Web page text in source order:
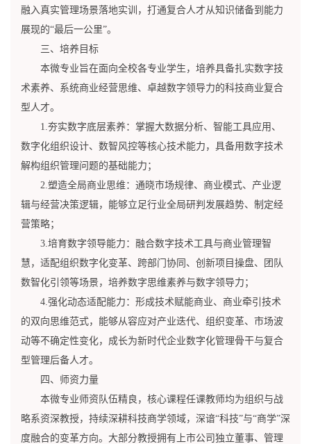
融入真实管理场景落地实训，打通复合人才从知识储备到能力
展现的“最后一公里”。
三、培养目标
本微专业旨在面向全校各专业学生，培养具备扎实数字技
术素养、系统商业经营思维、卓越数字领导力的科技商业复合
型人才。
1.夯实数字底层素养：掌握大数据分析、智能工具应用、
数字化组织设计、数智风控等核心技术能力，具备用数字技术
解构组织管理问题的基础能力；
2.塑造全局商业思维：通晓市场规律、商业模式、产业逻
辑与经营决策逻辑，能够立足行业全局研判发展趋势、制定经
营策略；
3.培育数字领导能力：融合数字技术工具与商业管理智
慧，适配组织数字化变革、跨部门协同、创新项目操盘、团队
数智化引领等场景，培养数字思维素养与数字领导力；
4.强化动态适配能力：形成技术赋能商业、商业牵引技术
的双向思维范式，能够从容应对产业迭代、组织变革、市场波
动等不确定性变化，成长为新时代企业数字化管理骨干与复合
型管理后备人才。
四、师资力量
本微专业师资队伍精良，核心课程任课教师均为组织与战
略系资深教授，持续深耕科技商学领域，深谙“科技”与“商学”深
度融合的变革方向。大部分教授拥有上市公司独立董事、管理